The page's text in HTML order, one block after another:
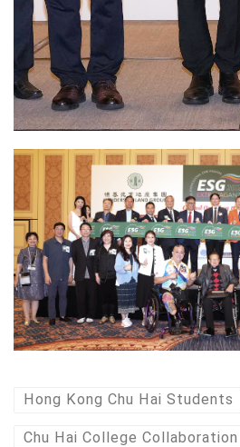
Hong Kong Chu Hai Students
Chu Hai College Collaboration